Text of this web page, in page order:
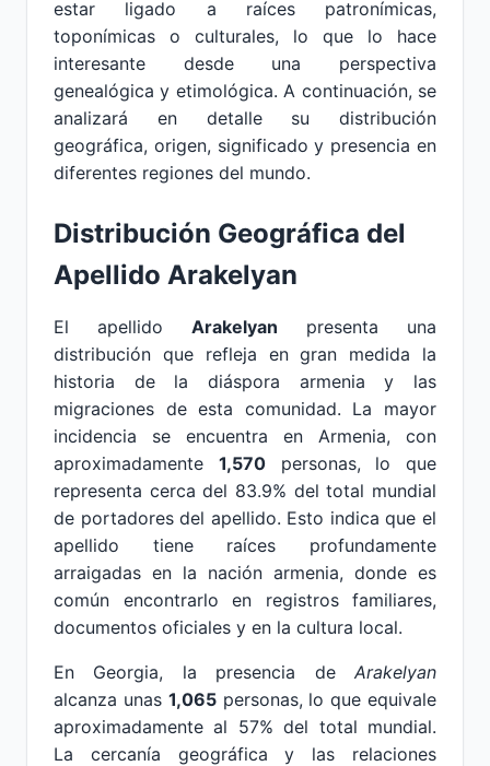
estar ligado a raíces patronímicas,
toponímicas o culturales, lo que lo hace
interesante desde una perspectiva
genealógica y etimológica. A continuación, se
analizará en detalle su distribución
geográfica, origen, significado y presencia en
diferentes regiones del mundo.
Distribución Geográfica del
Apellido Arakelyan
El apellido Arakelyan presenta una
distribución que refleja en gran medida la
historia de la diáspora armenia y las
migraciones de esta comunidad. La mayor
incidencia se encuentra en Armenia, con
aproximadamente 1,570personas, lo que
representa cerca del 83.9% del total mundial
de portadores del apellido. Esto indica que el
apellido tiene raíces profundamente
arraigadas en la nación armenia, donde es
común encontrarlo en registros familiares,
documentos oficiales y en la cultura local.
En Georgia, la presencia de Arakelyan
alcanza unas 1,065personas, lo que equivale
aproximadamente al 57% del total mundial.
La cercanía geográfica y las relaciones